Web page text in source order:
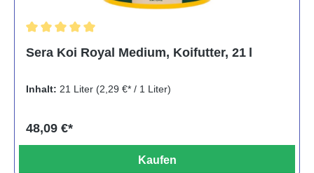
Sera Koi Royal Medium, Koifutter, 21 l
Inhalt: 21 Liter (2,29 €* / 1 Liter)
48,09 €*
Kaufen